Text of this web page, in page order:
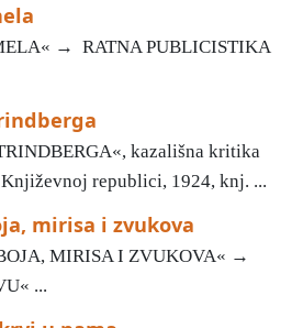
→ RATNA PUBLICISTIKA
kazališna kritika
republici, 1924, knj. ...
mirisa i zvukova
MIRISA I ZVUKOVA« →
...